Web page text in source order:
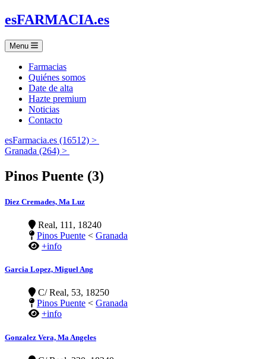
esFARMACIA.es
Menu
Farmacias
Quiénes somos
Date de alta
Hazte premium
Noticias
Contacto
esFarmacia.es (16512) >
Granada (264) >
Pinos Puente (3)
Diez Cremades, Ma Luz
Real, 111, 18240
Pinos Puente < Granada
+info
Garcia Lopez, Miguel Ang
C/ Real, 53, 18250
Pinos Puente < Granada
+info
Gonzalez Vera, Ma Angeles